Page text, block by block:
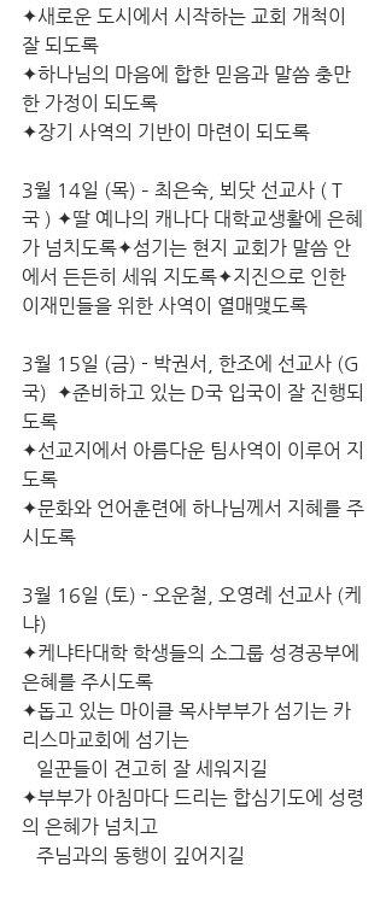
✦새로운 도시에서 시작하는 교회 개척이
잘 되도록
✦하나님의 마음에 합한 믿음과 말씀 충만
한 가정이 되도록
✦장기 사역의 기반이 마련이 되도록
3월 14일 (목) – 최은숙, 뵈닷 선교사 ( T
국 ) ✦딸 예나의 캐나다 대학교생활에 은혜
가 넘치도록✦섬기는 현지 교회가 말씀 안
에서 든든히 세워 지도록✦지진으로 인한
이재민들을 위한 사역이 열매맺도록
3월 15일 (금) - 박권서, 한조에 선교사 (G
국)  ✦준비하고 있는 D국 입국이 잘 진행되
도록
✦선교지에서 아름다운 팀사역이 이루어 지
도록
✦문화와 언어훈련에 하나님께서 지혜를 주
시도록
3월 16일 (토) - 오운철, 오영례 선교사 (케
냐)
✦케냐타대학 학생들의 소그룹 성경공부에
은혜를 주시도록
✦돕고 있는 마이클 목사부부가 섬기는 카
리스마교회에 섬기는
일꾼들이 견고히 잘 세워지길
✦부부가 아침마다 드리는 합심기도에 성령
의 은혜가 넘치고
주님과의 동행이 깊어지길